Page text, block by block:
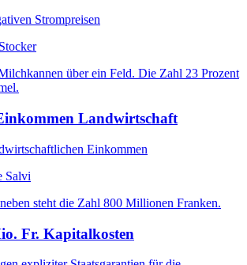
Strompreisen
Landwirtschaft
Einkommen
Salvi
Fr. Kapitalkosten